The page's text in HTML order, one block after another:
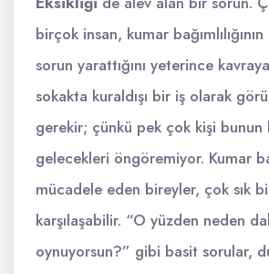
birçok insan, kumar
sorun yarattığını yeterince
sokakta kuraldışı bir iş olarak
gerekir; çünkü pek çok kişi bunun
gelecekleri öngöremiyor. Kumar
mücadele eden bireyler, çok sık
karşılaşabilir. “O yüzden neden
oynuyorsun?” gibi basit sorular,